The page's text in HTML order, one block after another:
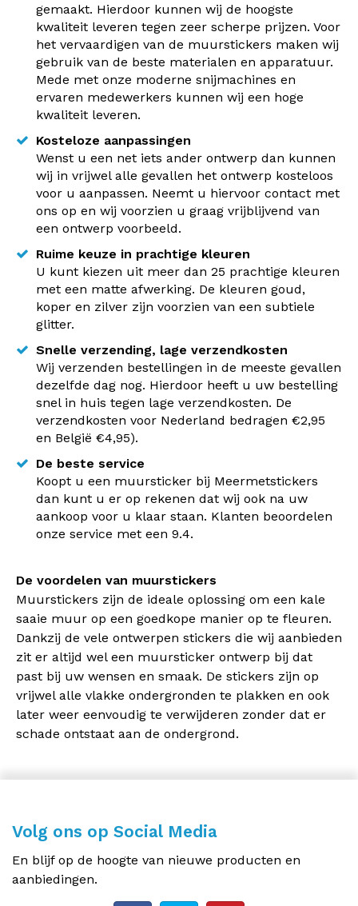
gemaakt. Hierdoor kunnen wij de hoogste
kwaliteit leveren tegen zeer scherpe prijzen. Voor
het vervaardigen van de muurstickers maken wij
gebruik van de beste materialen en apparatuur.
Mede met onze moderne snijmachines en
ervaren medewerkers kunnen wij een hoge
kwaliteit leveren.
Kosteloze aanpassingen
Wenst u een net iets ander ontwerp dan kunnen
wij in vrijwel alle gevallen het ontwerp kosteloos
voor u aanpassen. Neemt u hiervoor contact met
ons op en wij voorzien u graag vrijblijvend van
een ontwerp voorbeeld.
Ruime keuze in prachtige kleuren
U kunt kiezen uit meer dan 25 prachtige kleuren
met een matte afwerking. De kleuren goud,
koper en zilver zijn voorzien van een subtiele
glitter.
Snelle verzending, lage verzendkosten
Wij verzenden bestellingen in de meeste gevallen
dezelfde dag nog. Hierdoor heeft u uw bestelling
snel in huis tegen lage verzendkosten. De
verzendkosten voor Nederland bedragen €2,95
en België €4,95).
De beste service
Koopt u een muursticker bij Meermetstickers
dan kunt u er op rekenen dat wij ook na uw
aankoop voor u klaar staan. Klanten beoordelen
onze service met een 9.4.
De voordelen van muurstickers
Muurstickers zijn de ideale oplossing om een kale
saaie muur op een goedkope manier op te fleuren.
Dankzij de vele ontwerpen stickers die wij aanbieden
zit er altijd wel een muursticker ontwerp bij dat
past bij uw wensen en smaak. De stickers zijn op
vrijwel alle vlakke ondergronden te plakken en ook
later weer eenvoudig te verwijderen zonder dat er
schade ontstaat aan de ondergrond.
Volg ons op Social Media
En blijf op de hoogte van nieuwe producten en
aanbiedingen.